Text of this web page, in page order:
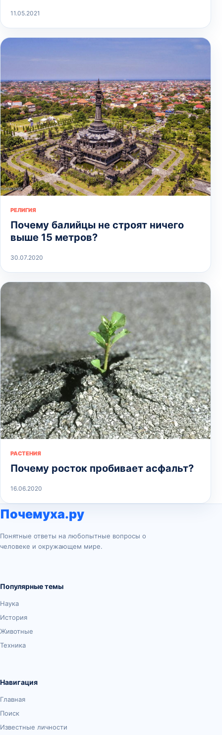
11.05.2021
РЕЛИГИЯ
Почему балийцы не строят ничего
выше 15 метров?
30.07.2020
РАСТЕНИЯ
Почему росток пробивает асфальт?
16.06.2020
Почемуха.ру
Понятные ответы на любопытные вопросы о
человеке и окружающем мире.
Популярные темы
Наука
История
Животные
Техника
Навигация
Главная
Поиск
Известные личности